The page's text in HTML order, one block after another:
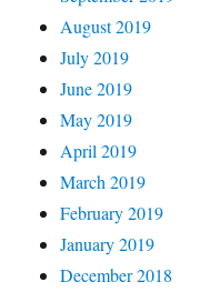
August 2019
July 2019
June 2019
May 2019
April 2019
March 2019
February 2019
January 2019
December 2018